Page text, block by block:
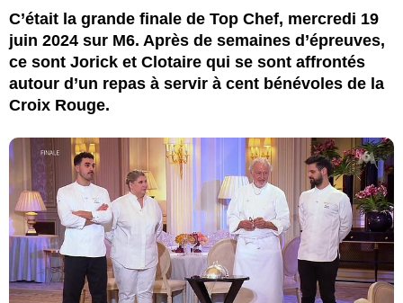
C’était la grande finale de Top Chef, mercredi 19
juin 2024 sur M6. Après de semaines d’épreuves,
ce sont Jorick et Clotaire qui se sont affrontés
autour d’un repas à servir à cent bénévoles de la
Croix Rouge.